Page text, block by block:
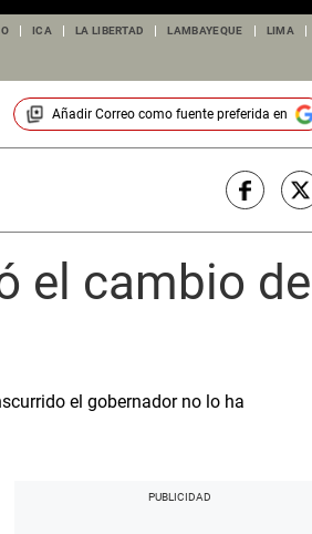
ICA LA LIBERTAD LAMBAYEQUE LIMA
Añadir Correocomo fuente preferida en
el cambio de
el gobernador no lo ha